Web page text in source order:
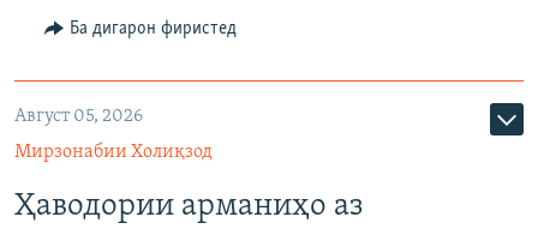
Ба дигарон фиристед
Август 05, 2026
Мирзонабии Холиқзод
Ҳаводории арманиҳо аз